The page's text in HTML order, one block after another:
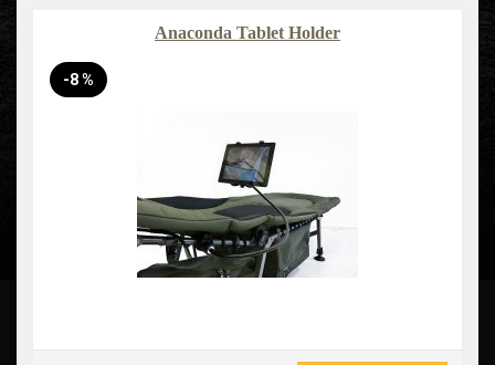
Anaconda Tablet Holder
-8 %